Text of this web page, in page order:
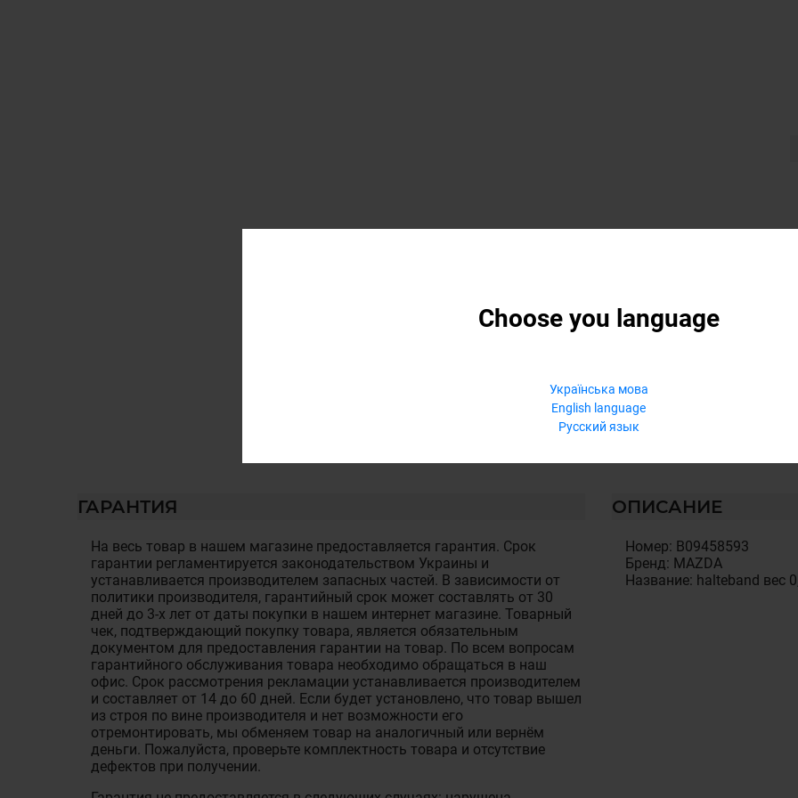
Choose you language
Українська мова
English language
Русский язык
ГАРАНТИЯ
На весь товар в нашем магазине предоставляется гарантия. Срок
гарантии регламентируется законодательством Украины и
устанавливается производителем запасных частей. В зависимости от
политики производителя, гарантийный срок может составлять от 30
дней до 3-х лет от даты покупки в нашем интернет магазине. Товарный
чек, подтверждающий покупку товара, является обязательным
документом для предоставления гарантии на товар. По всем вопросам
гарантийного обслуживания товара необходимо обращаться в наш
офис. Срок рассмотрения рекламации устанавливается производителем
и составляет от 14 до 60 дней. Если будет установлено, что товар вышел
из строя по вине производителя и нет возможности его
отремонтировать, мы обменяем товар на аналогичный или вернём
деньги. Пожалуйста, проверьте комплектность товара и отсутствие
дефектов при получении.
ОПИСАНИЕ
Номер: B09458593
Бренд: MAZDA
Название: halteband вес